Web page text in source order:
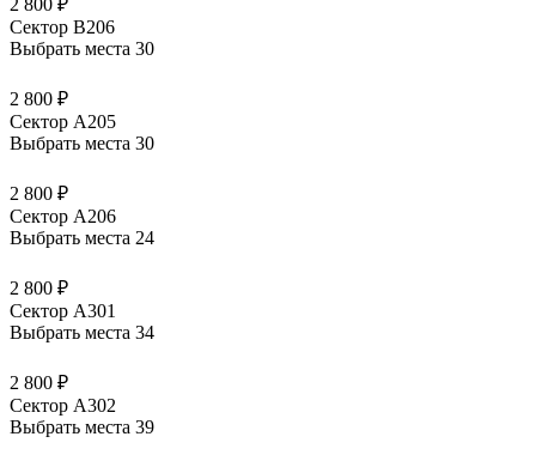
Сектор В206
Выбрать места 30
2 800 ₽
Сектор А205
Выбрать места 30
2 800 ₽
Сектор А206
Выбрать места 24
2 800 ₽
Сектор А301
Выбрать места 34
2 800 ₽
Сектор А302
Выбрать места 39